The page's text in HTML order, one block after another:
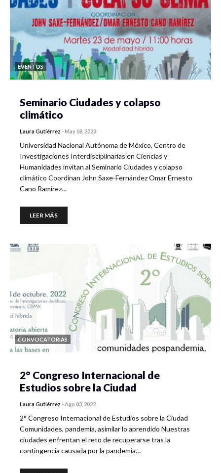
EVENTOS
Seminario Ciudades y colapso
climático
Laura Gutiérrez -May 08, 2023
Universidad Nacional Autónoma de México, Centro de
Investigaciones Interdisciplinarias en Ciencias y
Humanidades invitan al Seminario Ciudades y colapso
climático Coordinan John Saxe-Fernández Omar Ernesto
Cano Ramírez…
LEER MÁS
CONVOCATORIAS
2° Congreso Internacional de
Estudios sobre la Ciudad
Laura Gutiérrez -Ago 03, 2022
2° Congreso Internacional de Estudios sobre la Ciudad
Comunidades, pandemia, asimilar lo aprendido Nuestras
ciudades enfrentan el reto de recuperarse tras la
contingencia causada por la pandemia…